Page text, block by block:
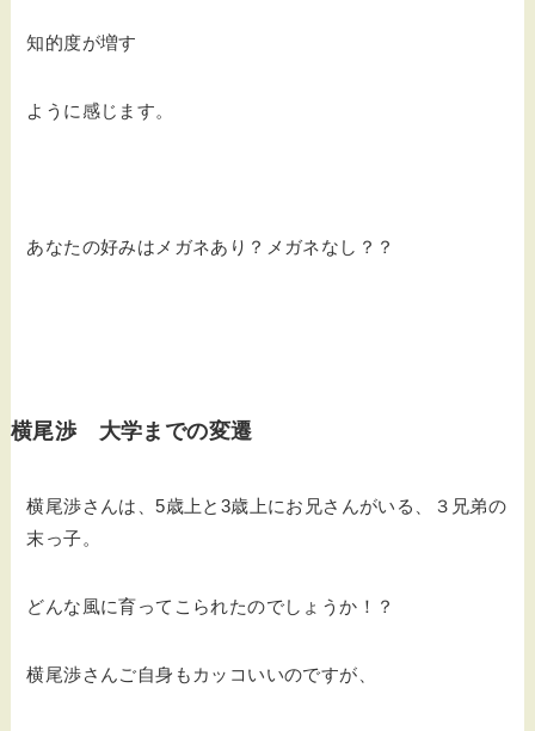
知的度が増す
ように感じます。
あなたの好みはメガネあり？メガネなし？？
横尾渉 大学までの変遷
横尾渉さんは、5歳上と3歳上にお兄さんがいる、３兄弟の
末っ子。
どんな風に育ってこられたのでしょうか！？
横尾渉さんご自身もカッコいいのですが、